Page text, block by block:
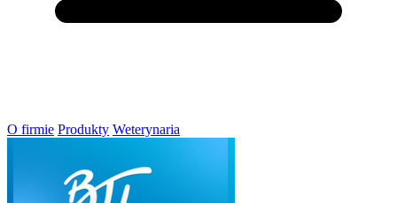
O firmie Produkty Weterynaria